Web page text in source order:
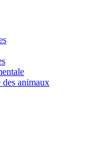
des animaux